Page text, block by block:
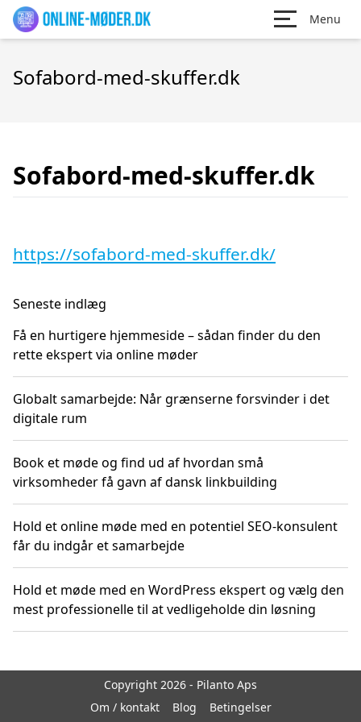
Menu
Sofabord-med-skuffer.dk
Sofabord-med-skuffer.dk
https://sofabord-med-skuffer.dk/
Seneste indlæg
Få en hurtigere hjemmeside – sådan finder du den
rette ekspert via online møder
Globalt samarbejde: Når grænserne forsvinder i det
digitale rum
Book et møde og find ud af hvordan små
virksomheder få gavn af dansk linkbuilding
Hold et online møde med en potentiel SEO-konsulent
får du indgår et samarbejde
Hold et møde med en WordPress ekspert og vælg den
mest professionelle til at vedligeholde din løsning
Copyright 2026 - Pilanto Aps
Om / kontakt
Blog Betingelser